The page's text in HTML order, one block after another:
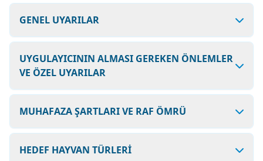
GENEL UYARILAR
UYGULAYICININ ALMASI GEREKEN ÖNLEMLER
VE ÖZEL UYARILAR
MUHAFAZA ŞARTLARI VE RAF ÖMRÜ
HEDEF HAYVAN TÜRLERİ